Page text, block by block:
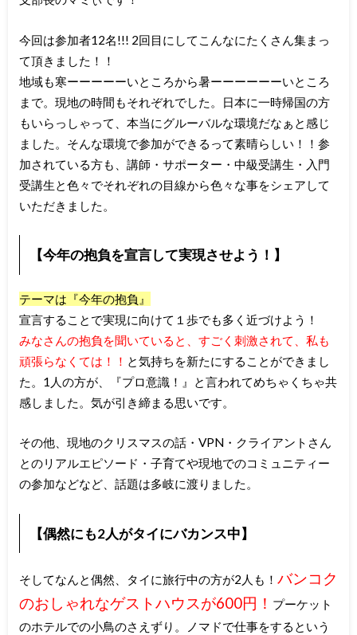
今回は参加者12名!!! 2回目にしてこんなにたくさん集まっ
て頂きました！！
地域も寒ーーーーーいところから暑ーーーーーーいところ
まで。現地の時間もそれぞれでした。日本に一時帰国の方
もいらっしゃって、本当にグルーバルな環境だなぁと感じ
ました。そんな環境で参加ができるって素晴らしい！！参
加されている方も、講師・サポーター・中級受講生・入門
受講生と色々でそれぞれの目線から色々な事をシェアして
いただきました。
【今年の抱負を宣言して実現させよう！】
テーマは『今年の抱負』
宣言することで実現に向けて１歩でも多く近づけよう！
みなさんの抱負を聞いていると、すごく刺激されて、私も
頑張らなくては！！ と気持ちを新たにすることができまし
た。1人の方が、『プロ意識！』と言われてめちゃくちゃ共
感しました。気が引き締まる思いです。
その他、現地のクリスマスの話・VPN・クライアントさん
とのリアルエピソード・子育てや現地でのコミュニティー
の参加などなど、話題は多岐に渡りました。
【偶然にも2人がタイにバカンス中】
そしてなんと偶然、タイに旅行中の方が2人も！ バンコク
のおしゃれなゲストハウスが600円！ プーケット
のホテルでの小鳥のさえずり。ノマドで仕事をするという